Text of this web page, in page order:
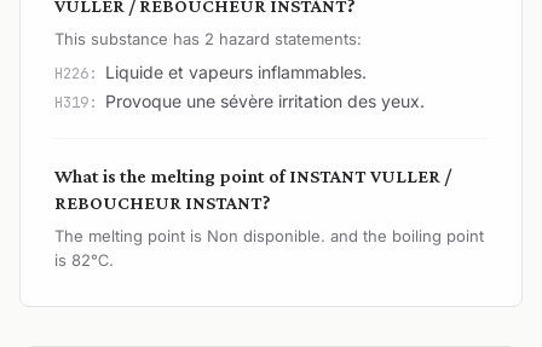
VULLER / REBOUCHEUR INSTANT?
This substance has 2 hazard statements:
H226: Liquide et vapeurs inflammables.
H319: Provoque une sévère irritation des yeux.
What is the melting point of INSTANT VULLER /
REBOUCHEUR INSTANT?
The melting point is Non disponible. and the boiling point
is 82℃.